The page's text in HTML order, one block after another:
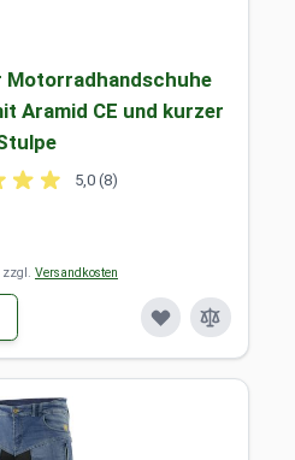
Motorradhandschuhe
Aramid CE und kurzer
5,0 (8)
Versandkosten